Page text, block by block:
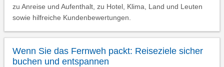
zu Anreise und Aufenthalt, zu Hotel, Klima, Land und Leuten
sowie hilfreiche Kundenbewertungen.
Wenn Sie das Fernweh packt: Reiseziele sicher
buchen und entspannen